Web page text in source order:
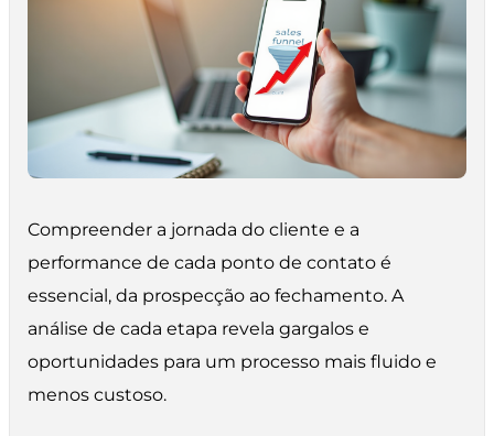
Compreender a jornada do cliente e a
performance de cada ponto de contato é
essencial, da prospecção ao fechamento. A
análise de cada etapa revela gargalos e
oportunidades para um processo mais fluido e
menos custoso.